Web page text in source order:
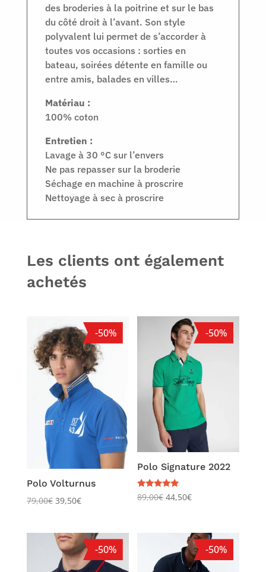
des broderies à la poitrine et sur le bas
du côté droit à l’avant. Son style
polyvalent lui permet de s’accorder à
toutes vos occasions : sorties en
bateau, soirées détente en famille ou
entre amis, balades en villes…
Matériau :
100% coton
Entretien :
Lavage à 30 °C sur l’envers
Ne pas repasser sur la broderie
Séchage en machine à proscrire
Nettoyage à sec à proscrire
Les clients ont également
achetés
-50%
Polo Volturnus
79,00€ 39,50€
-50%
Polo Signature 2022
Note
5.00
89,00€ 44,50€
-50% -50%